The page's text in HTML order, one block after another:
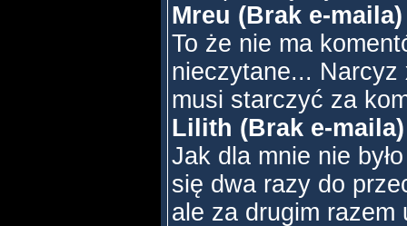
Mreu (Brak e-maila)
To że nie ma
nieczytane...
musi starczyć za
Lilith (Brak e-maila)
Jak dla mnie nie
się dwa razy do
ale za drugim razem